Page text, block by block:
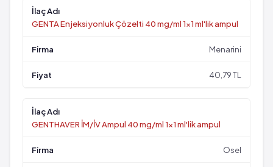
GENTA Enjeksiyonluk Çözelti 40 mg/ml 1x1 ml'lik ampul
Menarini
40,79 TL
GENTHAVER İM/İV Ampul 40 mg/ml 1x1 ml'lik ampul
Osel